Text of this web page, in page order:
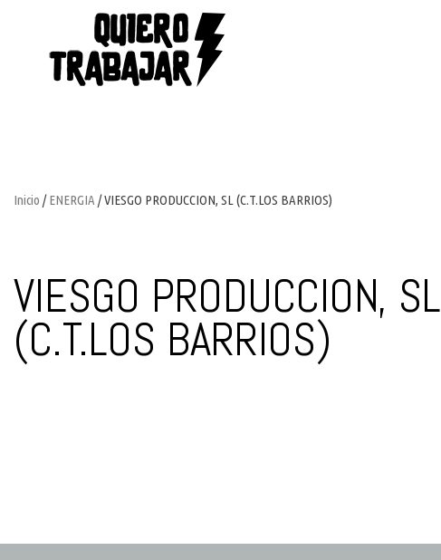
Inicio /ENERGIA / VIESGO PRODUCCION, SL (C.T.LOS BARRIOS)
VIESGO PRODUCCION, SL
(C.T.LOS BARRIOS)